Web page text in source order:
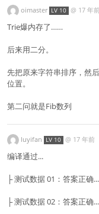
oimaster LV 10 @ 17 年
Trie爆内存了……
后来用二分。
先把原来字符串排序，然
位置。
第二问就是Fib数列
luyifan LV 10 @ 17 年前
编译通过...
├ 测试数据 01：答案正确
├ 测试数据 02：答案正确